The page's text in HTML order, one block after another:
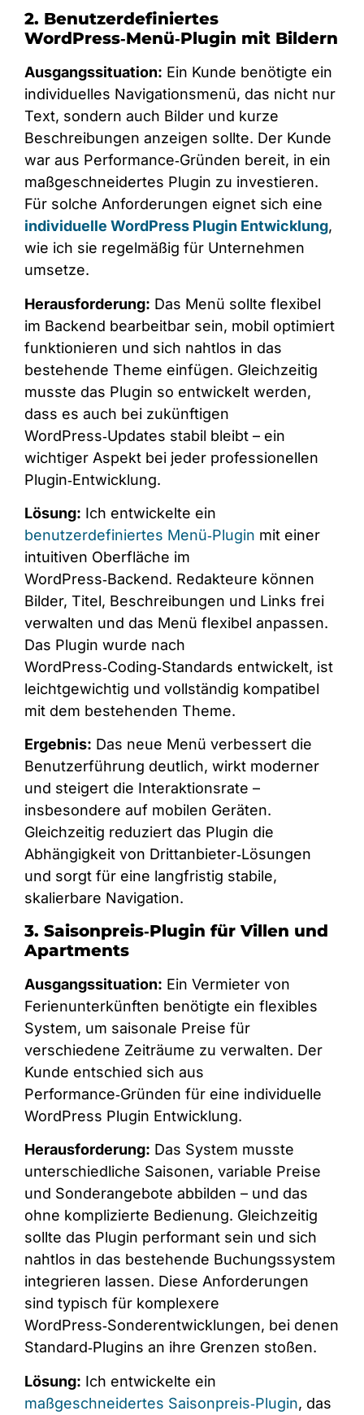
2. Benutzerdefiniertes
WordPress‑Menü‑Plugin mit Bildern
Ausgangssituation: Ein Kunde benötigte ein
individuelles Navigationsmenü, das nicht nur
Text, sondern auch Bilder und kurze
Beschreibungen anzeigen sollte. Der Kunde
war aus Performance‑Gründen bereit, in ein
maßgeschneidertes Plugin zu investieren.
Für solche Anforderungen eignet sich eine
individuelle WordPress Plugin Entwicklung,
wie ich sie regelmäßig für Unternehmen
umsetze.
Herausforderung: Das Menü sollte flexibel
im Backend bearbeitbar sein, mobil optimiert
funktionieren und sich nahtlos in das
bestehende Theme einfügen. Gleichzeitig
musste das Plugin so entwickelt werden,
dass es auch bei zukünftigen
WordPress‑Updates stabil bleibt – ein
wichtiger Aspekt bei jeder professionellen
Plugin‑Entwicklung.
Lösung: Ich entwickelte ein
benutzerdefiniertes Menü‑Plugin mit einer
intuitiven Oberfläche im
WordPress‑Backend. Redakteure können
Bilder, Titel, Beschreibungen und Links frei
verwalten und das Menü flexibel anpassen.
Das Plugin wurde nach
WordPress‑Coding‑Standards entwickelt, ist
leichtgewichtig und vollständig kompatibel
mit dem bestehenden Theme.
Ergebnis: Das neue Menü verbessert die
Benutzerführung deutlich, wirkt moderner
und steigert die Interaktionsrate –
insbesondere auf mobilen Geräten.
Gleichzeitig reduziert das Plugin die
Abhängigkeit von Drittanbieter‑Lösungen
und sorgt für eine langfristig stabile,
skalierbare Navigation.
3. Saisonpreis‑Plugin für Villen und
Apartments
Ausgangssituation: Ein Vermieter von
Ferienunterkünften benötigte ein flexibles
System, um saisonale Preise für
verschiedene Zeiträume zu verwalten. Der
Kunde entschied sich aus
Performance‑Gründen für eine individuelle
WordPress Plugin Entwicklung.
Herausforderung: Das System musste
unterschiedliche Saisonen, variable Preise
und Sonderangebote abbilden – und das
ohne komplizierte Bedienung. Gleichzeitig
sollte das Plugin performant sein und sich
nahtlos in das bestehende Buchungssystem
integrieren lassen. Diese Anforderungen
sind typisch für komplexere
WordPress‑Sonderentwicklungen, bei denen
Standard‑Plugins an ihre Grenzen stoßen.
Lösung: Ich entwickelte ein
maßgeschneidertes Saisonpreis‑Plugin, das